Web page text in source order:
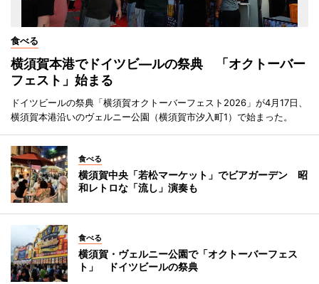
食べる
横須賀本港でドイツビ―ルの祭典 「オクトーバー
フェスト」始まる
ドイツビールの祭典「横須賀オクトーバーフェスト2026」が4月17日、
横須賀本港沿いのヴェルニー公園（横須賀市汐入町1）で始まった。
食べる
横須賀中央「若松マーケット」でビアガーデン 昭
和レトロな「流し」演奏も
食べる
横須賀・ヴェルニー公園で「オクトーバーフェス
ト」 ドイツビールの祭典